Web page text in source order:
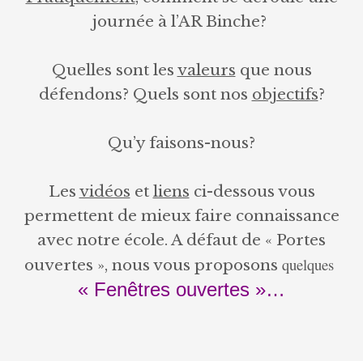
« Fenêtres
ouvertes »
journée à l’AR Binche?
Quelles sont les valeurs que nous
défendons? Quels sont nos objectifs?
Qu’y faisons-nous?
Les vidéos et liens ci-dessous vous
permettent de mieux faire connaissance
avec notre école. A défaut de « Portes
ouvertes », nous vous proposons quelques
« Fenêtres ouvertes »…